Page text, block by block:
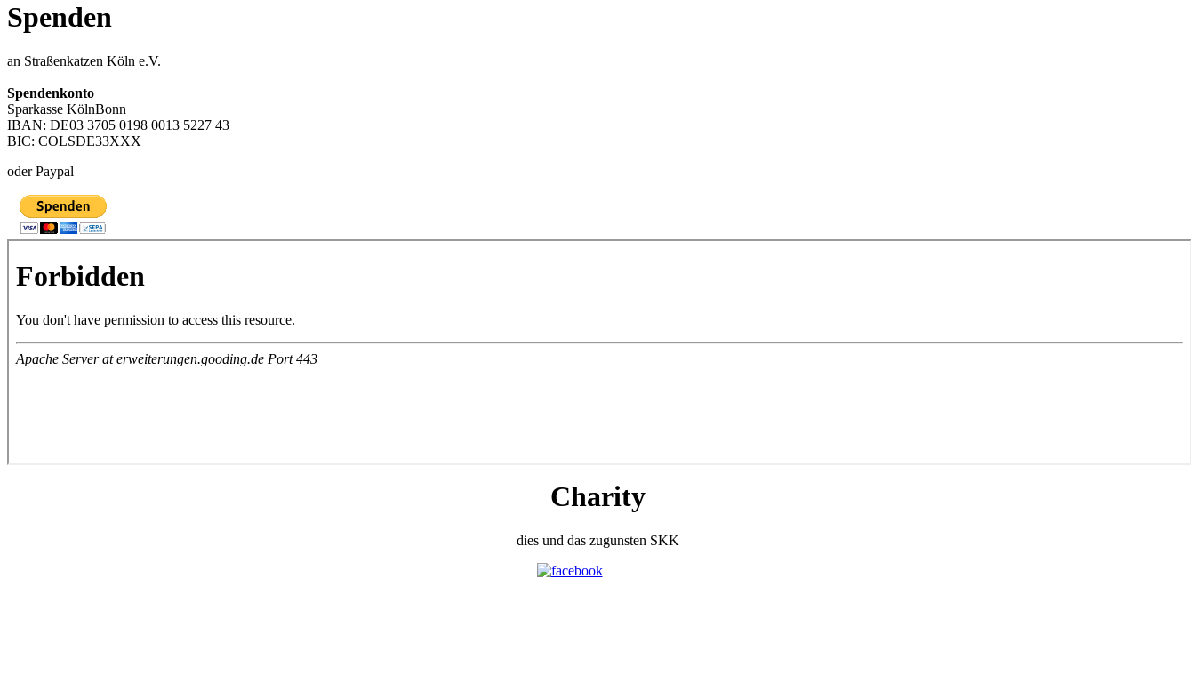
Spenden
an Straßenkatzen Köln e.V.
Spendenkonto
Sparkasse KölnBonn
IBAN: DE03 3705 0198 0013 5227 43
BIC: COLSDE33XXX
oder Paypal
Charity
dies und das zugunsten SKK